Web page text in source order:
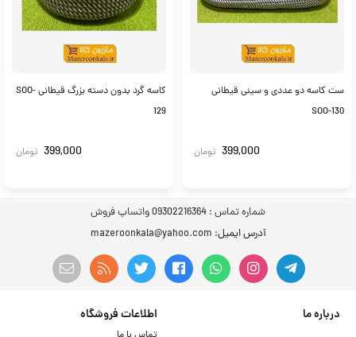
ست کاسه دو عددی و سینی قیطانی
SOO-130
399,000 تومان
کاسه گرد بدون دسته بزرگ قیطانی SOO-
129
399,000 تومان
شماره تماس : 09302216364 واتساپ فروش
آدرس ایمیل: mazeroonkala@yahoo.com
درباره ما اطلاعات فروشگاه